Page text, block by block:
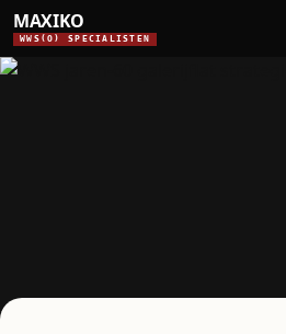
MAXIKO
WWS(O) SPECIALISTEN